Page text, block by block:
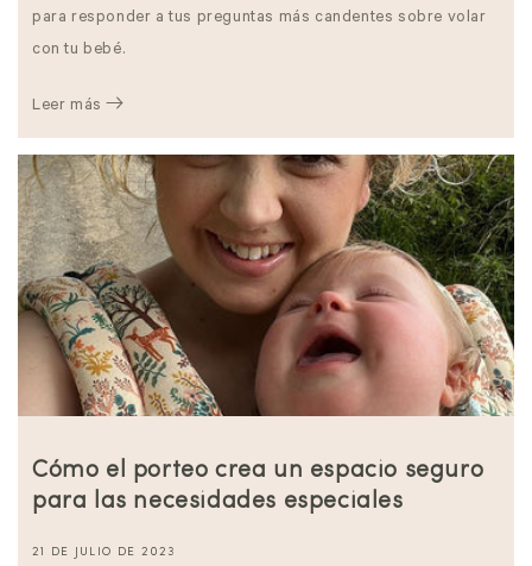
para responder a tus preguntas más candentes sobre volar
con tu bebé.
Leer más
Cómo el porteo crea un espacio seguro
para las necesidades especiales
21 DE JULIO DE 2023